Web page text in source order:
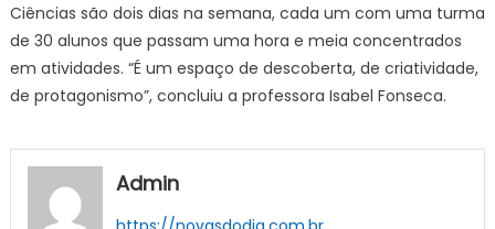
Ciências são dois dias na semana, cada um com uma turma
de 30 alunos que passam uma hora e meia concentrados
em atividades. “É um espaço de descoberta, de criatividade,
de protagonismo”, concluiu a professora Isabel Fonseca.
Admin